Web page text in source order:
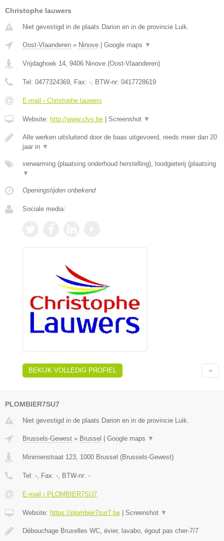
Christophe lauwers
Niet gevestigd in de plaats Darion en in de provincie Luik.
Oost-Vlaanderen » Ninove Google maps ▼
Vrijdaghoek 14, 9406 Ninove (Oost-Vlaanderen)
Tel: 0477324369, Fax: -, BTW-nr: 0417728619
E-mail › Christophe lauwers
Website: http://www.clvs.be Screenshot ▼
Alle werken uitsluitend door de baas uitgevoerd, reeds meer dan 20
jaar in ▼
verwarming (plaatsing onderhoud herstelling), loodgieterij (plaatsing
▼
Openingstijden onbekend
Sociale media:
BEKIJK VOLLEDIG PROFIEL
PLOMBIER7SU7
Niet gevestigd in de plaats Darion en in de provincie Luik.
Brussels-Gewest » Brussel Google maps ▼
Minimenstraat 123 1000 Brussel (Brussels-Gewest)
Tel: - , Fax: - , BTW-nr: -
E-mail › PLOMBIER7SU7
Website: https://plombier7sur7.be Screenshot ▼
Débouchage Bruxelles WC, évier, lavabo, égout pas cher-7/7